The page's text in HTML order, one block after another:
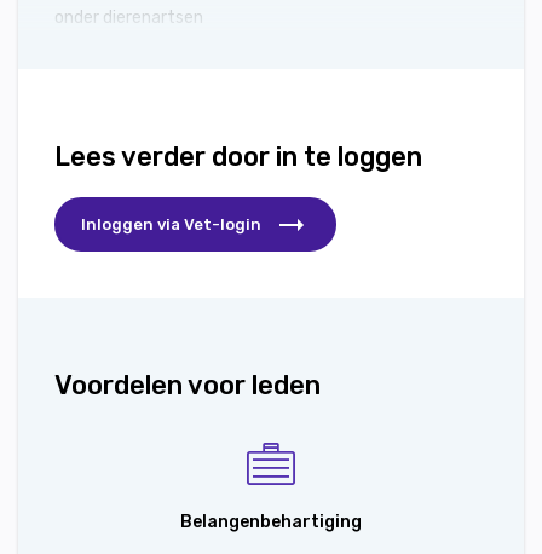
onder dierenartsen
Lees verder door in te loggen
Inloggen via Vet-login
Voordelen voor leden
Belangenbehartiging